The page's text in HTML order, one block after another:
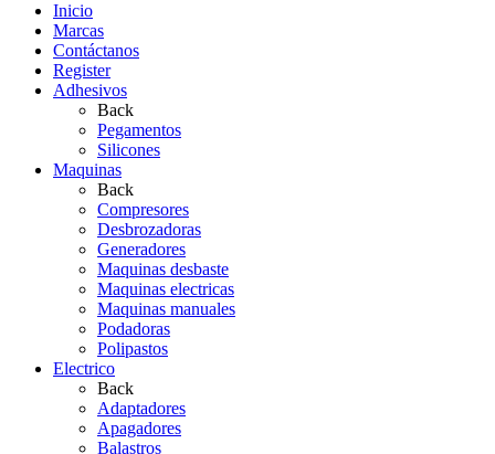
Inicio
Marcas
Contáctanos
Register
Adhesivos
Back
Pegamentos
Silicones
Maquinas
Back
Compresores
Desbrozadoras
Generadores
Maquinas desbaste
Maquinas electricas
Maquinas manuales
Podadoras
Polipastos
Electrico
Back
Adaptadores
Apagadores
Balastros